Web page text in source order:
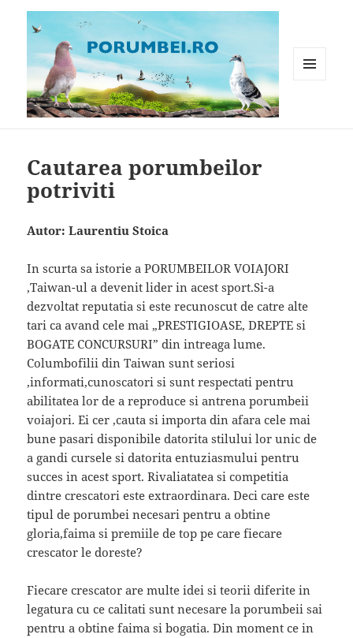
Cautarea porumbeilor
potriviti
Autor: Laurentiu Stoica
In scurta sa istorie a PORUMBEILOR VOIAJORI
,Taiwan-ul a devenit lider in acest sport.Si-a
dezvoltat reputatia si este recunoscut de catre alte
tari ca avand cele mai „PRESTIGIOASE, DREPTE si
BOGATE CONCURSURI” din intreaga lume.
Columbofilii din Taiwan sunt seriosi
,informati,cunoscatori si sunt respectati pentru
abilitatea lor de a reproduce si antrena porumbeii
voiajori. Ei cer ,cauta si importa din afara cele mai
bune pasari disponibile datorita stilului lor unic de
a gandi cursele si datorita entuziasmului pentru
succes in acest sport. Rivaliatatea si competitia
dintre crescatori este extraordinara. Deci care este
tipul de porumbei necesari pentru a obtine
gloria,faima si premiile de top pe care fiecare
crescator le doreste?
Fiecare crescator are multe idei si teorii diferite in
legatura cu ce calitati sunt necesare la porumbeii sai
pentru a obtine faima si bogatia. Din moment ce in